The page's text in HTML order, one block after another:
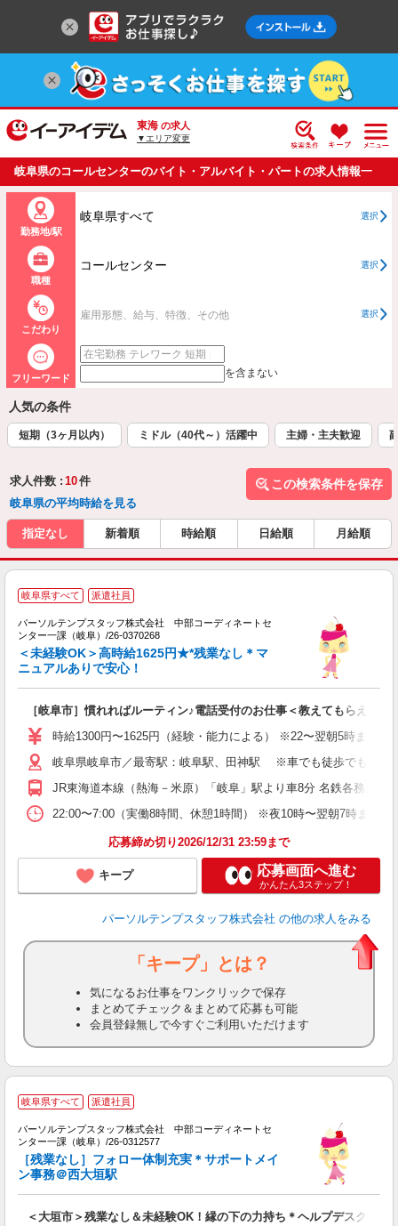
東海 の求人
▼エリア変更
岐阜県のコールセンターのバイト・アルバイト・パートの求人情報一
覧
勤務地/駅
岐阜県すべて 選択
職種
コールセンター 選択
こだわり
雇用形態、給与、特徴、その他 選択
フリーワード を含まない
人気の条件
短期（3ヶ月以内） ミドル（40代～）活躍中 主婦・主夫歓迎
求人件数 : 10件
岐阜県の平均時給を見る
この検索条件を保存
指定なし 新着順 時給順 日給順 月給順
岐阜県すべて 派遣社員
パーソルテンプスタッフ株式会社 中部コーディネートセ
ンター一課（岐阜）/26-0370268
＜未経験OK＞高時給1625円★*残業なし＊マ
ニュアルありで安心！
［岐阜市］慣れればルーティン♪電話受付のお仕事＜教えてもらえます
時給1300円〜1625円（経験・能力による） ※22〜翌朝5時までは
岐阜県岐阜市／最寄駅：岐阜駅、田神駅 ※車でも徒歩でも通
JR東海道本線（熱海－米原）「岐阜」駅より車8分 名鉄各務原線
22:00〜7:00（実働8時間、休憩1時間） ※夜10時〜翌朝7時まで
応募締め切り2026/12/31 23:59まで
キープ 応募画面へ進む
かんたん3ステップ！
パーソルテンプスタッフ株式会社 の他の求人をみる
「キープ」とは？
気になるお仕事をワンクリックで保存
まとめてチェック＆まとめて応募も可能
会員登録無しで今すぐご利用いただけます
岐阜県すべて 派遣社員
パーソルテンプスタッフ株式会社 中部コーディネートセ
ンター一課（岐阜）/26-0312577
［残業なし］フォロー体制充実＊サポートメイ
ン事務＠西大垣駅
＜大垣市＞残業なし＆未経験OK！縁の下の力持ち＊ヘルプデスクのお